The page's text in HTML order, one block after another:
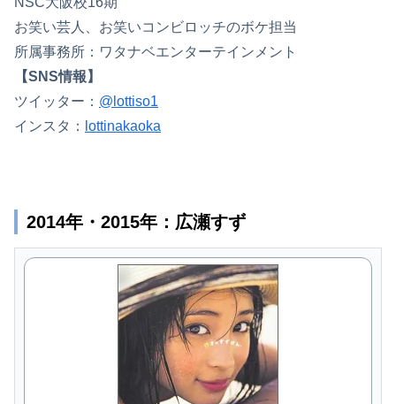
お笑い芸人、お笑いコンビロッチのボケ担当
所属事務所：ワタナベエンターテインメント
【SNS情報】
ツイッター： @lottiso1
インスタ：
lottinakaoka
2014年・2015年：広瀬すず